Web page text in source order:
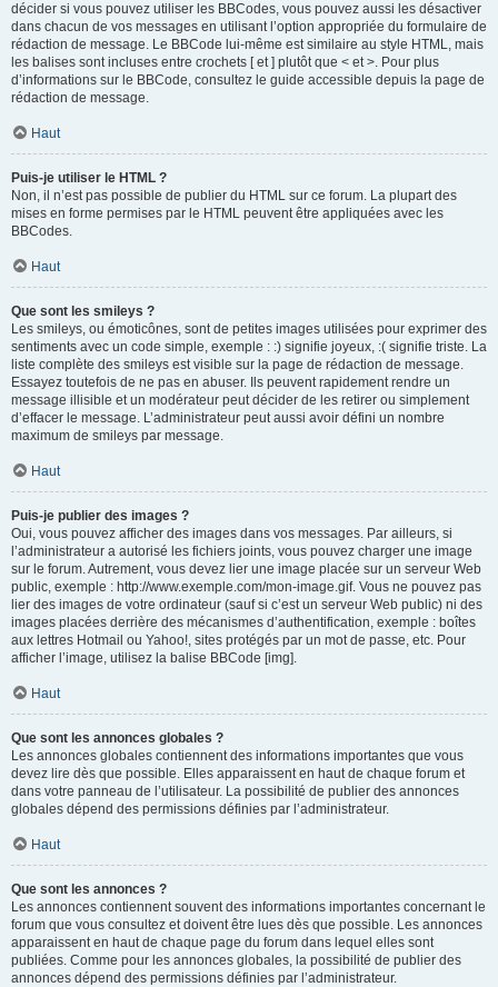
décider si vous pouvez utiliser les BBCodes, vous pouvez aussi les désactiver
dans chacun de vos messages en utilisant l’option appropriée du formulaire de
rédaction de message. Le BBCode lui-même est similaire au style HTML, mais
les balises sont incluses entre crochets [ et ] plutôt que < et >. Pour plus
d’informations sur le BBCode, consultez le guide accessible depuis la page de
rédaction de message.
Haut
Puis-je utiliser le HTML ?
Non, il n’est pas possible de publier du HTML sur ce forum. La plupart des
mises en forme permises par le HTML peuvent être appliquées avec les
BBCodes.
Haut
Que sont les smileys ?
Les smileys, ou émoticônes, sont de petites images utilisées pour exprimer des
sentiments avec un code simple, exemple : :) signifie joyeux, :( signifie triste. La
liste complète des smileys est visible sur la page de rédaction de message.
Essayez toutefois de ne pas en abuser. Ils peuvent rapidement rendre un
message illisible et un modérateur peut décider de les retirer ou simplement
d’effacer le message. L’administrateur peut aussi avoir défini un nombre
maximum de smileys par message.
Haut
Puis-je publier des images ?
Oui, vous pouvez afficher des images dans vos messages. Par ailleurs, si
l’administrateur a autorisé les fichiers joints, vous pouvez charger une image
sur le forum. Autrement, vous devez lier une image placée sur un serveur Web
public, exemple : http://www.exemple.com/mon-image.gif. Vous ne pouvez pas
lier des images de votre ordinateur (sauf si c’est un serveur Web public) ni des
images placées derrière des mécanismes d’authentification, exemple : boîtes
aux lettres Hotmail ou Yahoo!, sites protégés par un mot de passe, etc. Pour
afficher l’image, utilisez la balise BBCode [img].
Haut
Que sont les annonces globales ?
Les annonces globales contiennent des informations importantes que vous
devez lire dès que possible. Elles apparaissent en haut de chaque forum et
dans votre panneau de l’utilisateur. La possibilité de publier des annonces
globales dépend des permissions définies par l’administrateur.
Haut
Que sont les annonces ?
Les annonces contiennent souvent des informations importantes concernant le
forum que vous consultez et doivent être lues dès que possible. Les annonces
apparaissent en haut de chaque page du forum dans lequel elles sont
publiées. Comme pour les annonces globales, la possibilité de publier des
annonces dépend des permissions définies par l’administrateur.